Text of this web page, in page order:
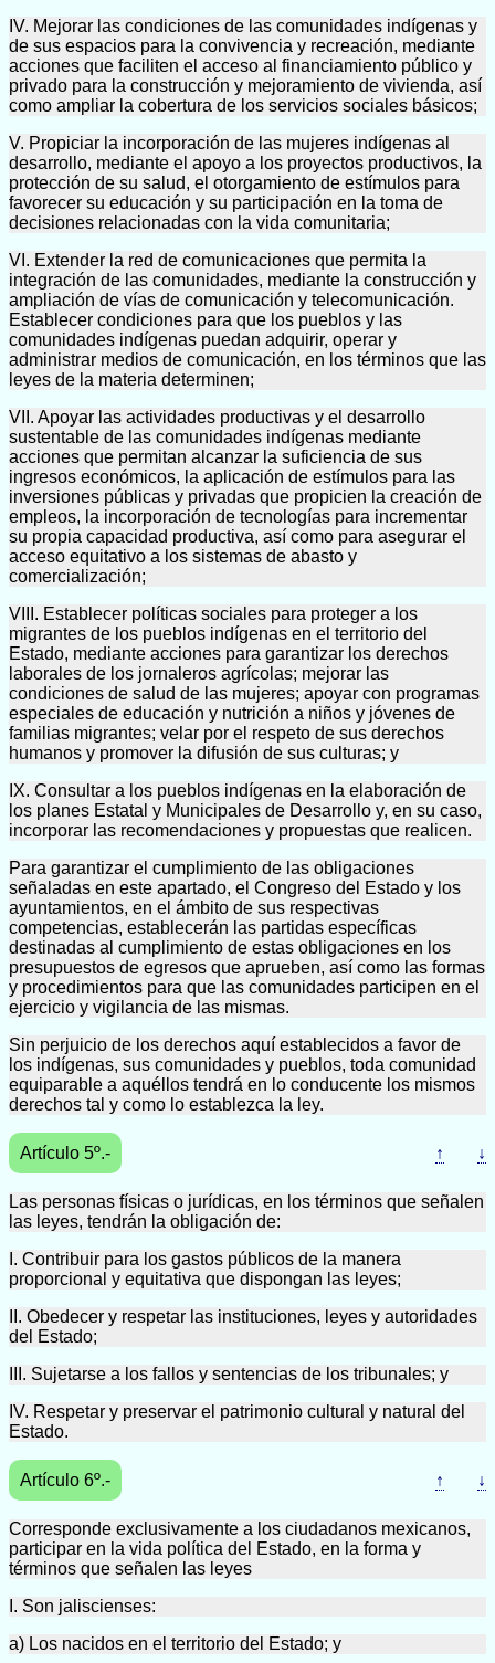
IV. Mejorar las condiciones de las comunidades indígenas y
de sus espacios para la convivencia y recreación, mediante
acciones que faciliten el acceso al financiamiento público y
privado para la construcción y mejoramiento de vivienda, así
como ampliar la cobertura de los servicios sociales básicos;
V. Propiciar la incorporación de las mujeres indígenas al
desarrollo, mediante el apoyo a los proyectos productivos, la
protección de su salud, el otorgamiento de estímulos para
favorecer su educación y su participación en la toma de
decisiones relacionadas con la vida comunitaria;
VI. Extender la red de comunicaciones que permita la
integración de las comunidades, mediante la construcción y
ampliación de vías de comunicación y telecomunicación.
Establecer condiciones para que los pueblos y las
comunidades indígenas puedan adquirir, operar y
administrar medios de comunicación, en los términos que las
leyes de la materia determinen;
VII. Apoyar las actividades productivas y el desarrollo
sustentable de las comunidades indígenas mediante
acciones que permitan alcanzar la suficiencia de sus
ingresos económicos, la aplicación de estímulos para las
inversiones públicas y privadas que propicien la creación de
empleos, la incorporación de tecnologías para incrementar
su propia capacidad productiva, así como para asegurar el
acceso equitativo a los sistemas de abasto y
comercialización;
VIII. Establecer políticas sociales para proteger a los
migrantes de los pueblos indígenas en el territorio del
Estado, mediante acciones para garantizar los derechos
laborales de los jornaleros agrícolas; mejorar las
condiciones de salud de las mujeres; apoyar con programas
especiales de educación y nutrición a niños y jóvenes de
familias migrantes; velar por el respeto de sus derechos
humanos y promover la difusión de sus culturas; y
IX. Consultar a los pueblos indígenas en la elaboración de
los planes Estatal y Municipales de Desarrollo y, en su caso,
incorporar las recomendaciones y propuestas que realicen.
Para garantizar el cumplimiento de las obligaciones
señaladas en este apartado, el Congreso del Estado y los
ayuntamientos, en el ámbito de sus respectivas
competencias, establecerán las partidas específicas
destinadas al cumplimiento de estas obligaciones en los
presupuestos de egresos que aprueben, así como las formas
y procedimientos para que las comunidades participen en el
ejercicio y vigilancia de las mismas.
Sin perjuicio de los derechos aquí establecidos a favor de
los indígenas, sus comunidades y pueblos, toda comunidad
equiparable a aquéllos tendrá en lo conducente los mismos
derechos tal y como lo establezca la ley.
Artículo 5º.- ↑ ↓
Las personas físicas o jurídicas, en los términos que señalen
las leyes, tendrán la obligación de:
I. Contribuir para los gastos públicos de la manera
proporcional y equitativa que dispongan las leyes;
II. Obedecer y respetar las instituciones, leyes y autoridades
del Estado;
III. Sujetarse a los fallos y sentencias de los tribunales; y
IV. Respetar y preservar el patrimonio cultural y natural del
Estado.
Artículo 6º.- ↑ ↓
Corresponde exclusivamente a los ciudadanos mexicanos,
participar en la vida política del Estado, en la forma y
términos que señalen las leyes
I. Son jaliscienses:
a) Los nacidos en el territorio del Estado; y